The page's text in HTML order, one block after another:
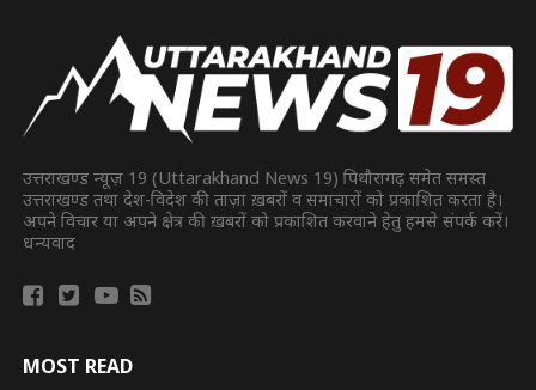
उत्तराखण्ड न्यूज़ 19 (Uttarakhand News 19) पिथौरागढ़ समेत समस्त
उत्तराखण्ड तथा देश-विदेश की ताज़ा ख़बरों व समाचारों को प्रकाशित करता है।
अपने विचार या अपने क्षेत्र की ख़बरों को प्रकाशित करवाने हेतु हमसे संपर्क करें।
धन्यवाद
MOST READ